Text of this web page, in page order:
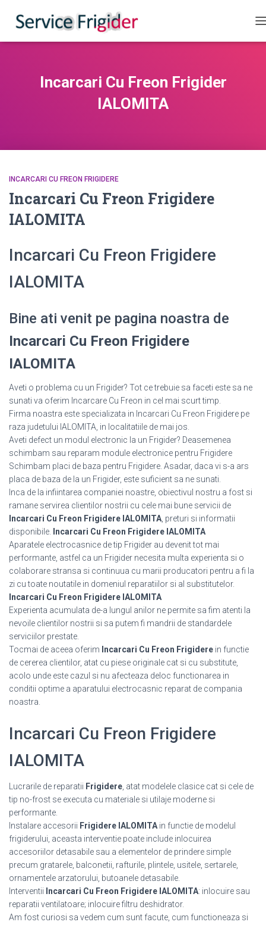
Incarcari Cu Freon Frigider
IALOMITA
INCARCARI CU FREON FRIGIDERE
Incarcari Cu Freon Frigidere
IALOMITA
Incarcari Cu Freon Frigidere
IALOMITA
Bine ati venit pe pagina noastra de
Incarcari Cu Freon Frigidere
IALOMITA
Aveti o problema cu un Frigider? Tot ce trebuie sa faceti este sa ne
sunati va oferim Incarcare Cu Freon in cel mai scurt timp.
Firma noastra este specializata in Incarcari Cu Freon Frigidere pe
raza judetului IALOMITA, in localitatiile de mai jos.
Aveti defect un modul electronic la un Frigider? Deasemenea
schimbam sau reparam module electronice pentru Frigidere
Schimbam placi de baza pentru Frigidere. Asadar, daca vi s-a ars
placa de baza de la un Frigider, este suficient sa ne sunati.
Inca de la infiintarea companiei noastre, obiectivul nostru a fost si
ramane servirea clientilor nostrii cu cele mai bune servicii de
Incarcari Cu Freon Frigidere IALOMITA , preturi si informatii
disponibile.
Incarcari Cu Freon Frigidere IALOMITA
Aparatele electrocasnice de tip Frigider au devenit tot mai
performante, astfel ca un Frigider necesita multa experienta si o
colaborare stransa si continuua cu marii producatori pentru a fi la
zi cu toate noutatile in domeniul reparatiilor si al substitutelor.
Incarcari Cu Freon Frigidere IALOMITA
Experienta acumulata de-a lungul anilor ne permite sa fim atenti la
nevoile clientilor nostrii si sa putem fi mandrii de standardele
serviciilor prestate.
Tocmai de aceea oferim Incarcari Cu Freon Frigidere in functie
de cererea clientilor, atat cu piese originale cat si cu substitute,
acolo unde este cazul si nu afecteaza deloc functionarea in
conditii optime a aparatului electrocasnic reparat de compania
noastra.
Incarcari Cu Freon Frigidere
IALOMITA
Lucrarile de reparatii Frigidere , atat modelele clasice cat si cele de
tip no-frost se executa cu materiale si utilaje moderne si
performante.
Instalare accesorii Frigidere IALOMITA in functie de modelul
frigiderului, aceasta interventie poate include inlocuirea
accesoriilor detasabile sau a elementelor de prindere simple
precum gratarele, balconetii, rafturile, plintele, usitele, sertarele,
ornamentele arzatorului, butoanele detasabile.
Interventii Incarcari Cu Freon Frigidere IALOMITA: inlocuire sau
reparatii ventilatoare; inlocuire filtru deshidrator.
Am fost curiosi sa vedem cum sunt facute, cum functioneaza si